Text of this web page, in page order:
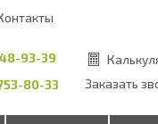
93-39
80-33
Заказать